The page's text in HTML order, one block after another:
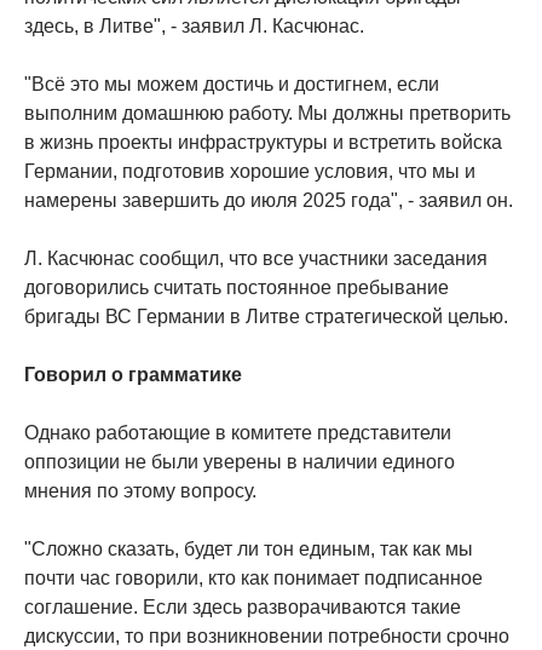
здесь, в Литве", - заявил Л. Касчюнас.
"Всё это мы можем достичь и достигнем, если
выполним домашнюю работу. Мы должны претворить
в жизнь проекты инфраструктуры и встретить войска
Германии, подготовив хорошие условия, что мы и
намерены завершить до июля 2025 года", - заявил он.
Л. Касчюнас сообщил, что все участники заседания
договорились считать постоянное пребывание
бригады ВС Германии в Литве стратегической целью.
Говорил о грамматике
Однако работающие в комитете представители
оппозиции не были уверены в наличии единого
мнения по этому вопросу.
"Сложно сказать, будет ли тон единым, так как мы
почти час говорили, кто как понимает подписанное
соглашение. Если здесь разворачиваются такие
дискуссии, то при возникновении потребности срочно